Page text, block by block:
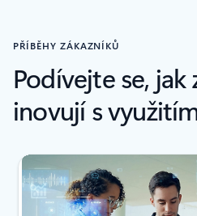
PŘÍBĚHY ZÁKAZNÍKŮ
Podívejte se, jak
inovují s
Čtečka obrazovky